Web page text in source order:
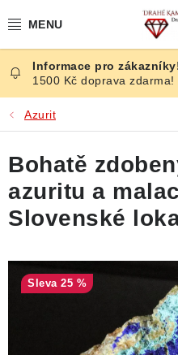
na
ČESKÉ KAMENY
ŠPERKY
KAMENY ZE SVĚTA
BROUŠENÉ
ÚČINKY
1500 Kč doprava zdarma!
Azurit
Bohatě
azuritu a
Slovenské
25 %